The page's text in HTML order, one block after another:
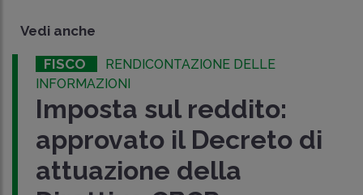
Vedi anche
FISCO
RENDICONTAZIONE DELLE
INFORMAZIONI
Imposta sul reddito:
approvato il Decreto di
attuazione della